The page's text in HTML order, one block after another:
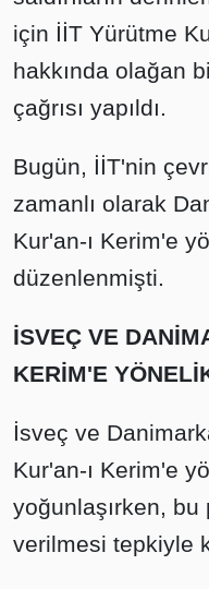
için İİT Yürütme
hakkında olağan
çağrısı yapıldı.
Bugün, İİT'nin
zamanlı olarak
Kur'an-ı Kerim'e
düzenlenmişti.
İSVEÇ VE
KERİM'E
İsveç ve
Kur'an-ı Kerim'e
yoğunlaşırken,
verilmesi tepkiyle